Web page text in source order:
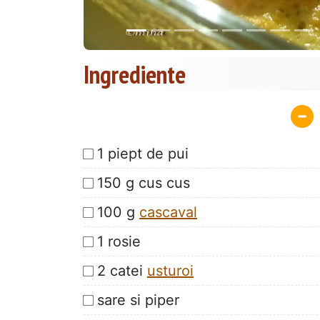
Ingrediente
1 piept de pui
150 g cus cus
100 g cascaval
1 rosie
2 catei usturoi
sare si piper